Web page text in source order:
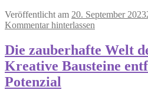
Veröffentlicht am 20. September 2023
Kommentar hinterlassen
Die zauberhafte Welt
Kreative Bausteine
Potenzial